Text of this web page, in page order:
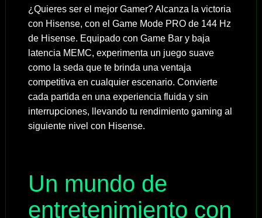
¿Quieres ser el mejor Gamer? Alcanza la victoria
con Hisense, con el Game Mode PRO de 144 Hz
de Hisense. Equipado con Game Bar y baja
latencia MEMC, experimenta un juego suave
como la seda que te brinda una ventaja
competitiva en cualquier escenario. Convierte
cada partida en una experiencia fluida y sin
interrupciones, llevando tu rendimiento gaming al
siguiente nivel con Hisense.
Un mundo de
entretenimiento con